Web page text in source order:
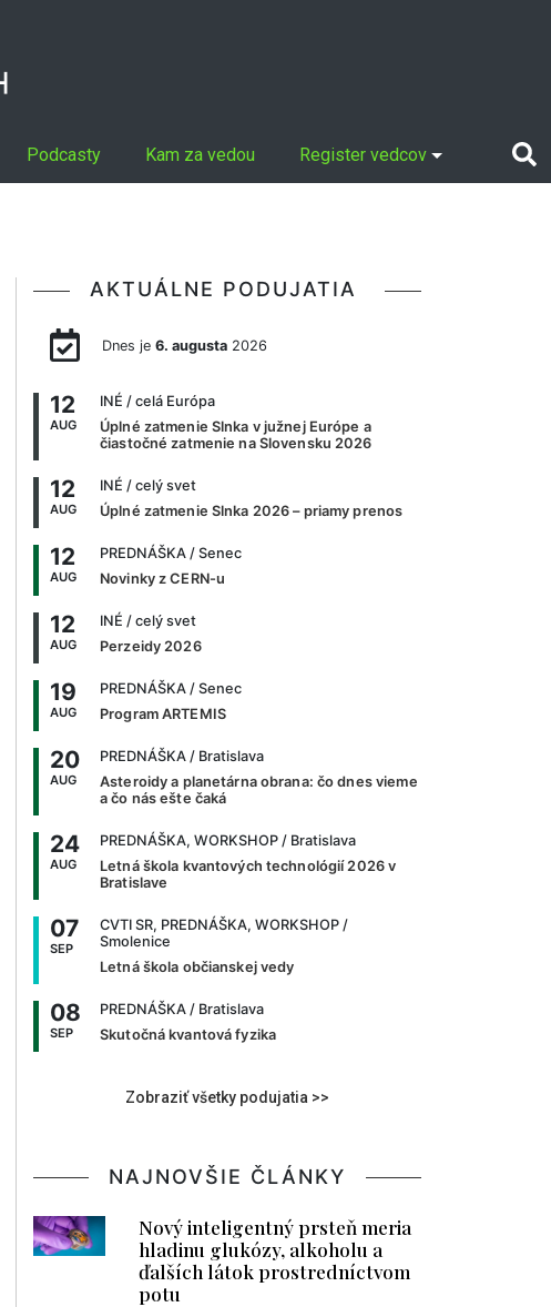
Podcasty Kam za vedou Register vedcov
AKTUÁLNE PODUJATIA
Dnes je 6. augusta2026
12
AUG
INÉ / celá Európa
Úplné zatmenie Slnka v južnej Európe a
čiastočné zatmenie na Slovensku 2026
12
AUG
INÉ / celý svet
Úplné zatmenie Slnka 2026 – priamy prenos
12
AUG
PREDNÁŠKA / Senec
Novinky z CERN-u
12
AUG
INÉ / celý svet
Perzeidy 2026
19
AUG
PREDNÁŠKA / Senec
Program ARTEMIS
20
AUG
PREDNÁŠKA / Bratislava
Asteroidy a planetárna obrana: čo dnes vieme
a čo nás ešte čaká
24
AUG
PREDNÁŠKA, WORKSHOP / Bratislava
Letná škola kvantových technológií 2026 v
Bratislave
07
SEP
CVTI SR, PREDNÁŠKA, WORKSHOP /
Smolenice
Letná škola občianskej vedy
08
SEP
PREDNÁŠKA / Bratislava
Skutočná kvantová fyzika
Zobraziť všetky podujatia >>
NAJNOVŠIE ČLÁNKY
Nový inteligentný prsteň meria
hladinu glukózy, alkoholu a
ďalších látok prostredníctvom
potu